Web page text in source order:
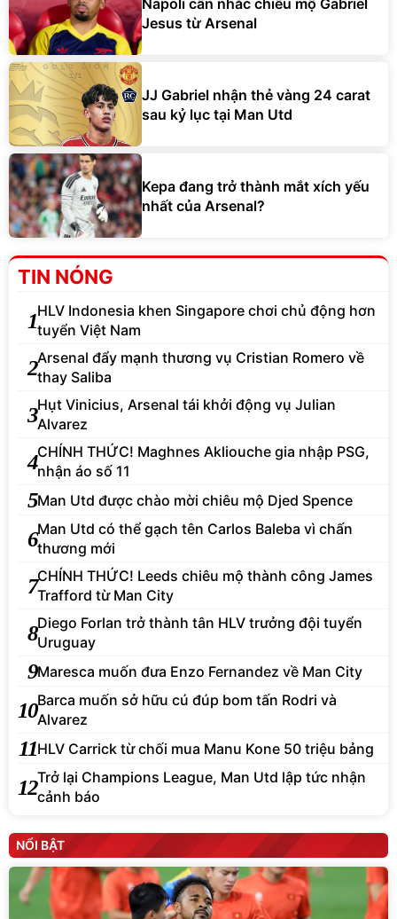
Jesus từ Arsenal
JJ Gabriel nhận thẻ vàng 24 carat
sau kỷ lục tại Man Utd
Kepa đang trở thành mắt xích yếu
nhất của Arsenal?
TIN NÓNG
1HLV Indonesia khen Singapore chơi chủ động hơn
tuyển Việt Nam
2Arsenal đẩy mạnh thương vụ Cristian Romero về
thay Saliba
3Hụt Vinicius, Arsenal tái khởi động vụ Julian
Alvarez
4CHÍNH THỨC! Maghnes Akliouche gia nhập PSG,
nhận áo số 11
5Man Utd được chào mời chiêu mộ Djed Spence
6Man Utd có thể gạch tên Carlos Baleba vì chấn
thương mới
7CHÍNH THỨC! Leeds chiêu mộ thành công James
Trafford từ Man City
8Diego Forlan trở thành tân HLV trưởng đội tuyển
Uruguay
9Maresca muốn đưa Enzo Fernandez về Man City
10Barca muốn sở hữu cú đúp bom tấn Rodri và
Alvarez
11HLV Carrick từ chối mua Manu Kone 50 triệu bảng
12Trở lại Champions League, Man Utd lập tức nhận
cảnh báo
NỔI BẬT